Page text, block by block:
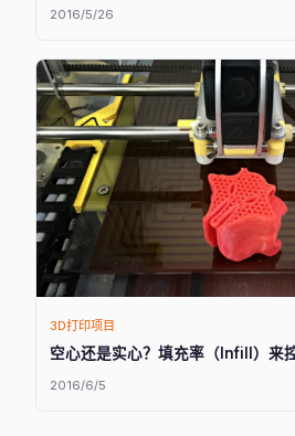
2016/5/26
3D打印项目
空心还是实心？填充率（Infill）来
2016/6/5